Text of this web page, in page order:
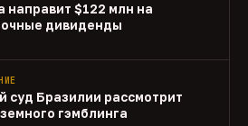
направит $122 млн на
дивиденды
суд Бразилии рассмотрит
гэмблинга